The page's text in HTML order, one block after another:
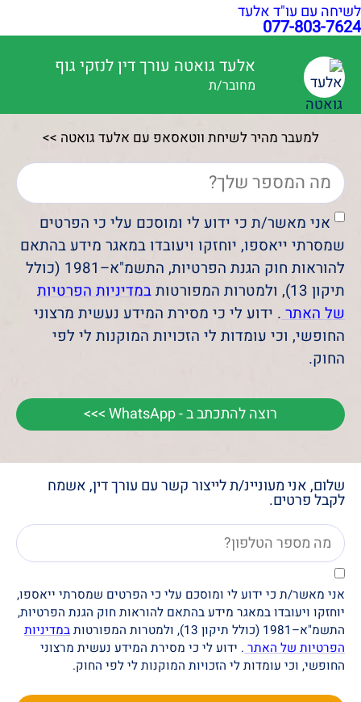
לשיחה עם עו"ד אלעד
077-803-7624
אלעד גואטה עורך דין לנזקי גוף
מחובר/ת
למעבר מהיר לשיחת ווטאסאפ עם אלעד גואטה >>
אני מאשר/ת כי ידוע לי ומוסכם עלי כי הפרטים
שמסרתי ייאספו, יוחזקו ויעובדו במאגר מידע בהתאם
להוראות חוק הגנת הפרטיות, התשמ"א–1981 (כולל
תיקון 13), ולמטרות המפורטות
במדיניות הפרטיות
של האתר. ידוע לי כי מסירת המידע נעשית מרצוני
החופשי, וכי עומדות לי הזכויות המוקנות לי לפי
החוק.
רוצה להתכתב ב - WhatsApp >>>
שלום, אני מעוניינ/ת לייצור קשר עם עורך דין, אשמח
לקבל פרטים.
אני מאשר/ת כי ידוע לי ומוסכם עלי כי הפרטים שמסרתי ייאספו,
יוחזקו ויעובדו במאגר מידע בהתאם להוראות חוק הגנת הפרטיות,
התשמ"א–1981 (כולל תיקון 13), ולמטרות המפורטות
במדיניות
הפרטיות של האתר . ידוע לי כי מסירת המידע נעשית מרצוני
החופשי, וכי עומדות לי הזכויות המוקנות לי לפי החוק.